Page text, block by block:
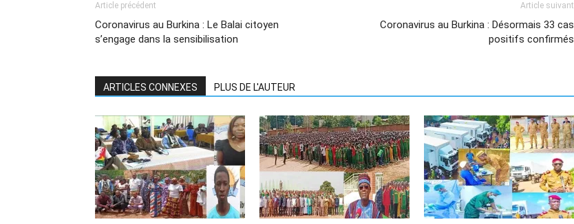
Article précédent
Coronavirus au Burkina : Le Balai citoyen
s’engage dans la sensibilisation
Article suivant
Coronavirus au Burkina : Désormais 33 cas
positifs confirmés
ARTICLES CONNEXES PLUS DE L'AUTEUR